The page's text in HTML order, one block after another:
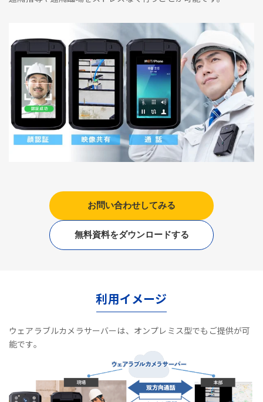
お問い合わせしてみる
無料資料をダウンロードする
利用イメージ
ウェアラブルカメラサーバーは、オンプレミス型でもご提供が可
能です。